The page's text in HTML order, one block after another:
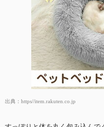
出典： https//item.rakuten.co.jp